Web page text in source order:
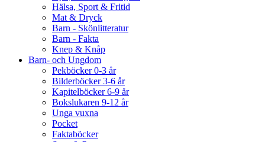
Hälsa, Sport & Fritid
Mat & Dryck
Barn - Skönlitteratur
Barn - Fakta
Knep & Knåp
Barn- och Ungdom
Pekböcker 0-3 år
Bilderböcker 3-6 år
Kapitelböcker 6-9 år
Bokslukaren 9-12 år
Unga vuxna
Pocket
Faktaböcker